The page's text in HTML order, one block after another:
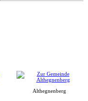
Althegnenberg